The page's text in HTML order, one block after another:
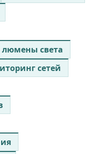
люмены света
сетей